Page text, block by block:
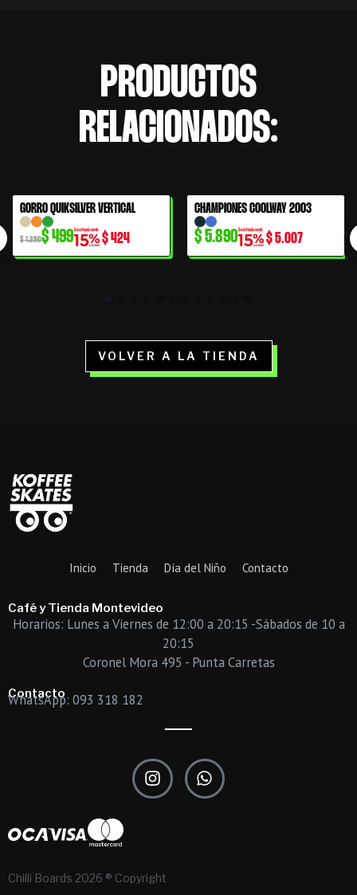
PRODUCTOS
RELACIONADOS:
61% OFF
GORRO QUIKSILVER VERTICAL
$1.290
El
precio
original
era:
$499
El
precio
actual
es:
$424
CHAMPIONES COOLWAY 2003
$5.890 $5.007
VOLVER A LA TIENDA
Inicio Tienda Día del Niño Contacto
Café y Tienda Montevideo
Horarios: Lunes a Viernes de 12:00 a 20:15 -Sábados de 10 a
20:15
Coronel Mora 495 - Punta Carretas
Contacto
WhatsApp: 093 318 182
Chilli Boards 2026 ® Copyright
I
n
s
a
W
h
a